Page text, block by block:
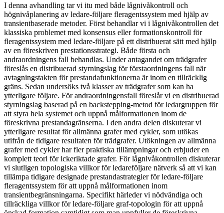
I denna avhandling tar vi itu med både lågnivåkontroll och
högnivåplanering av ledare-följare fleragentssystem med hjälp av
transientbaserade metoder. Först behandlar vi i lågnivåkontrollen det
klassiska problemet med konsensus eller formationskontroll för
fleragentssystem med ledare-följare på ett distribuerat sätt med hjälp
av en föreskriven prestationsstrategi. Både första och
andraordningens fall behandlas. Under antagandet om trädgrafer
föreslås en distribuerad styrningslag för förstaordningens fall när
avtagningstakten för prestandafunktionerna är inom en tillräcklig
gräns. Sedan undersöks två klasser av trädgrafer som kan ha
ytterligare följare. För andraordningensfall föreslår vi en distribuerad
styrningslag baserad på en backstepping-metod för ledargruppen för
att styra hela systemet och uppnå målformationen inom de
föreskrivna prestandagränserna. I den andra delen diskuterar vi
ytterligare resultat för allmänna grafer med cykler, som utökas
utifrån de tidigare resultaten för trädgrafer. Utökningen av allmänna
grafer med cykler har fler praktiska tillämpningar och erbjuder en
komplett teori för ickeriktade grafer. För lågnivåkontrollen diskuterar
vi slutligen topologiska villkor för ledareföljare nätverk så att vi kan
tillämpa tidigare designade prestandastrategier för ledare-följare
fleragentssystem för att uppnå målformationen inom
transientbegränsningarna. Specifikt härleder vi nödvändiga och
tillräckliga villkor för ledare-följare graf-topologin för att uppnå